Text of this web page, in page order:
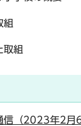
組
取組
信（2023年2月